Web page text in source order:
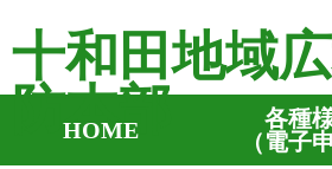
十和田地域
防本部
HOME
各種
（電子